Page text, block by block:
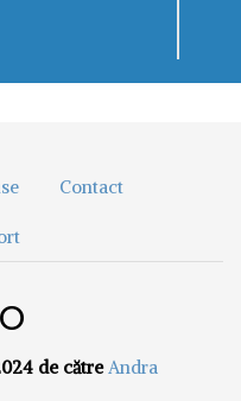
Contact
de către Andra